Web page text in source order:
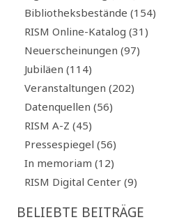
Bibliotheksbestände (154)
RISM Online-Katalog (31)
Neuerscheinungen (97)
Jubiläen (114)
Veranstaltungen (202)
Datenquellen (56)
RISM A-Z (45)
Pressespiegel (56)
In memoriam (12)
RISM Digital Center (9)
BELIEBTE BEITRÄGE